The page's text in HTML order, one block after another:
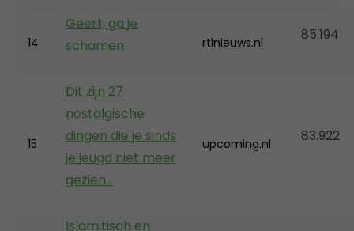
14
Geert, ga je
schamen
rtlnieuws.nl 85.194
15
Dit zijn 27
nostalgische
dingen die je sinds
je jeugd niet meer
gezien…
upcoming.nl 83.922
Islamitisch en